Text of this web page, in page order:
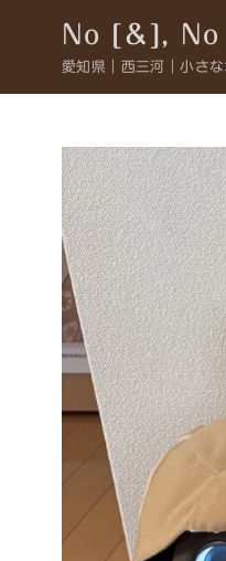
No [＆],
愛知県｜西三河｜小さ